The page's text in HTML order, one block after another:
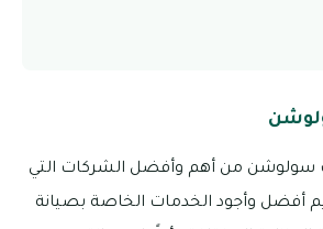
من أهم وأفضل الشركات التي
أفضل وأجود الخدمات الخاصة بصيانة